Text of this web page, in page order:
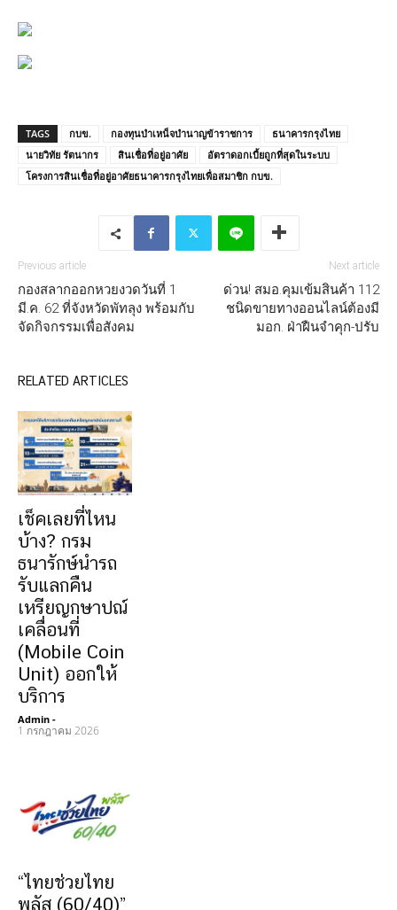
TAGS กบข. กองทุนบำเหน็จบำนาญข้าราชการ
ธนาคารกรุงไทย
นายวิทัย รัตนากร
สินเชื่อที่อยู่อาศัย
อัตราดอกเบี้ยถูกที่สุดในระบบ
โครงการสินเชื่อที่อยู่อาศัยธนาคารกรุงไทยเพื่อสมาชิก กบข.
Previous article
กองสลากออกหวยงวดวันที่ 1
มี.ค. 62 ที่จังหวัดพัทลุง พร้อมกับ
จัดกิจกรรมเพื่อสังคม
Next article
ด่วน! สมอ.คุมเข้มสินค้า 112
ชนิดขายทางออนไลน์ต้องมี
มอก. ฝ่าฝืนจำคุก-ปรับ
RELATED ARTICLES
เช็คเลยที่ไหน
บ้าง? กรม
ธนารักษ์นำรถ
รับแลกคืน
เหรียญกษาปณ์
เคลื่อนที่
(Mobile Coin
Unit) ออกให้
บริการ
Admin -
1 กรกฎาคม 2026
“ไทยช่วยไทย
พลัส (60/40)”